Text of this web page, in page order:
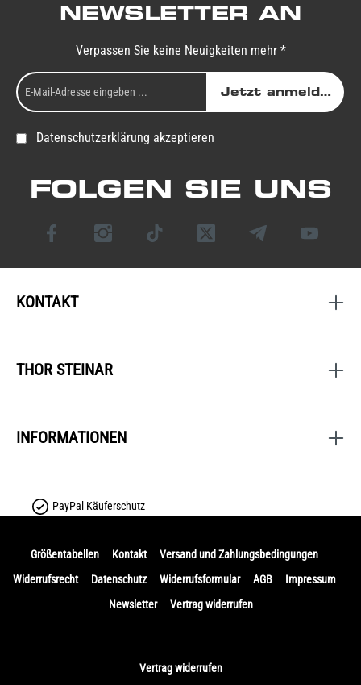
NEWSLETTER AN
Verpassen Sie keine Neuigkeiten mehr *
Jetzt anmelden
Datenschutzerklärung akzeptieren
FOLGEN SIE UNS
KONTAKT
THOR STEINAR
INFORMATIONEN
PayPal Käuferschutz
Größentabellen Kontakt
Versand und Zahlungsbedingungen
Widerrufsrecht
Datenschutz Widerrufsformular AGB
Impressum
Newsletter
Vertrag widerrufen
Vertrag widerrufen